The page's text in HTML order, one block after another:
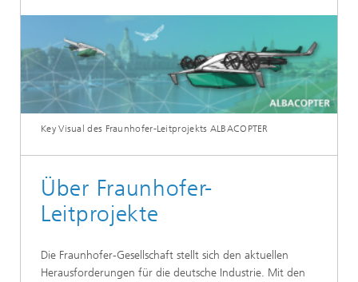
Key Visual des Fraunhofer-Leitprojekts ALBACOPTER
Über Fraunhofer-
Leitprojekte
Die Fraunhofer-Gesellschaft stellt sich den aktuellen
Herausforderungen für die deutsche Industrie. Mit den